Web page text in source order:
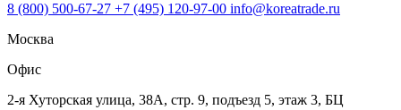
8 (800) 500-67-27 +7 (495) 120-97-00 info@koreatrade.ru
Москва
Офис
2-я Хуторская улица, 38А, стр. 9, подъезд 5, этаж 3, БЦ